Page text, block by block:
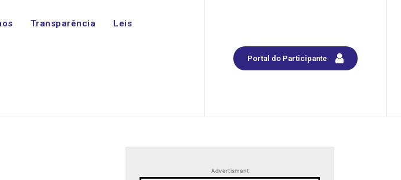
Transparência Leis
Portal do Participante
Advertisment